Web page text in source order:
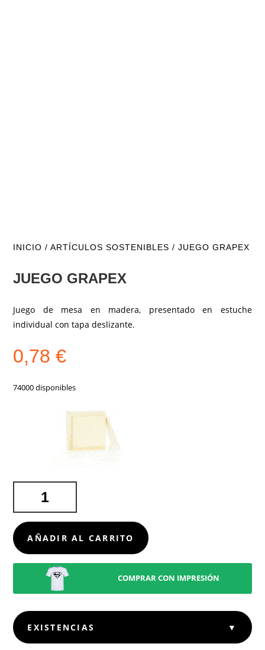
INICIO /ARTÍCULOS SOSTENIBLES / JUEGO GRAPEX
JUEGO GRAPEX
Juego de mesa en madera, presentado en estuche
individual con tapa deslizante.
0,78€
74000 disponibles
GRAPEX
CANTIDAD
AÑADIR AL CARRITO
COMPRAR CON IMPRESIÓN
EXISTENCIAS ▼